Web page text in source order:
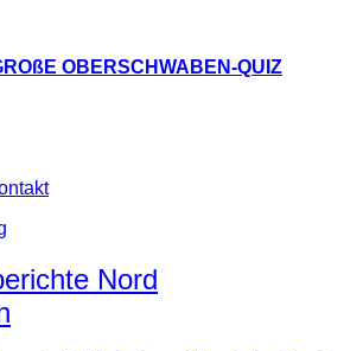
OBERSCHWABEN-QUIZ
Nord